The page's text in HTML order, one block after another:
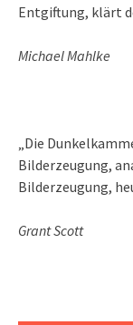
Entgiftung, klärt
Michael Mahlke
„Die
Bilderzeugung,
Bilderzeugung,
Grant Scott